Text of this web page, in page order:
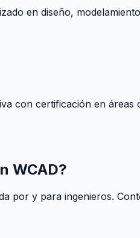
en diseño,
con certificación en áreas
WCAD?
por y para ingenieros.